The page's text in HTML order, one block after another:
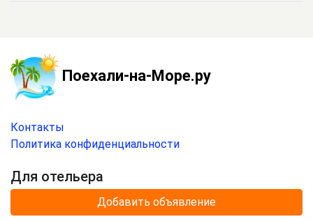
Поехали-на-Море.ру
Контакты
Политика конфиденциальности
Для отельера
Добавить объявление